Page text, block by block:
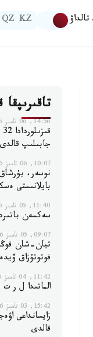
تالداۋ KZ
QZ
14:56, 06 تامىز 2026
جابىلىپ قالدى
10:07, 06 تامىز 2026
بايلانىستى
11:40, 05 تامىز 2026
سەكسەن
09:07, 05 تامىز 2026
تيان-شان
فوتوتۇزاق
11:42, 04 تامىز 2026
الماتىدا ل ر
15:42, 03 تامىز 2026
زايسانداعى
قالدى